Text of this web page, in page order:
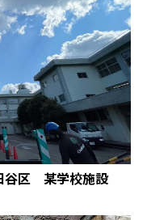
谷区 某学校施設